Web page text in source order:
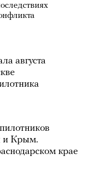
августа
и Крым.
крае